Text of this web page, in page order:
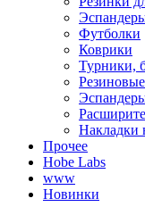
Футболки
Коврики
Турники,
Накладки
Прочее
Hobe Labs
www
Новинки